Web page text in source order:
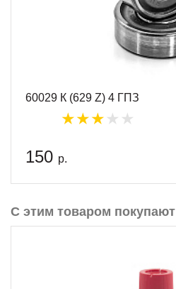
60029 К (629 Z) 4 ГПЗ
150 р.
С этим товаром покупают